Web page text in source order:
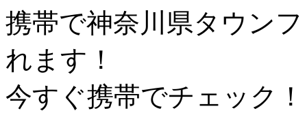
携帯で神奈川県タウン
れます！
今すぐ携帯でチェック！